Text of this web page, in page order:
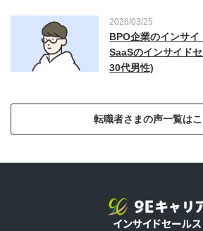
2026/03/25
BPO企業のインサ
SaaSのインサイド
30代男性)
転職者さまの声一覧は